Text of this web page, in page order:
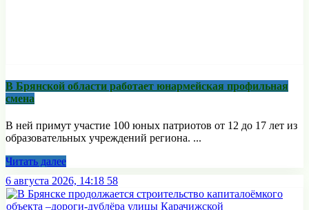
В Брянской области работает юнармейская профильная
смена
В ней примут участие 100 юных патриотов от 12 до 17 лет из
образовательных учреждений региона. ...
Читать далее
6 августа 2026, 14:18 58